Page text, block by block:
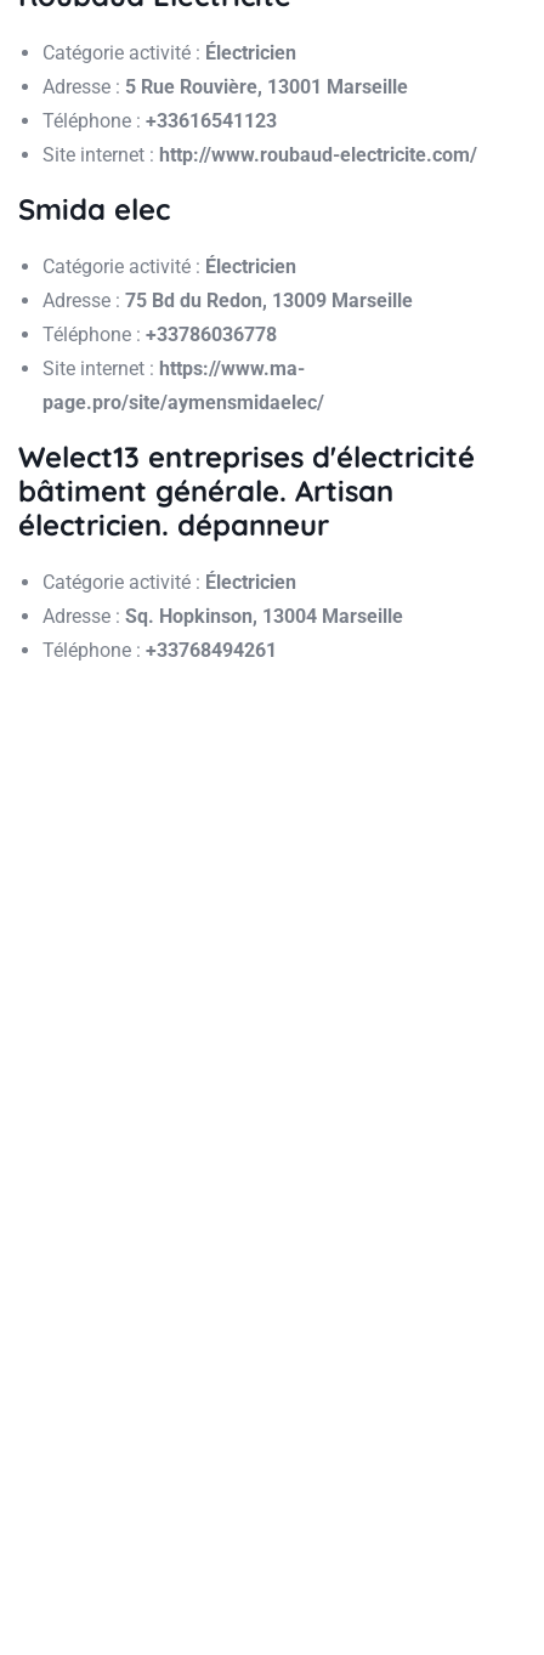
Catégorie activité : Électricien
Adresse : 5 Rue Rouvière, 13001 Marseille
Téléphone : +33616541123
Site internet : http://www.roubaud-electricite.com/
Smida elec
Catégorie activité : Électricien
Adresse : 75 Bd du Redon, 13009 Marseille
Téléphone : +33786036778
Site internet : https://www.ma-
page.pro/site/aymensmidaelec/
Welect13 entreprises d'électricité
bâtiment générale. Artisan
électricien. dépanneur
Catégorie activité : Électricien
Adresse : Sq. Hopkinson, 13004 Marseille
Téléphone : +33768494261